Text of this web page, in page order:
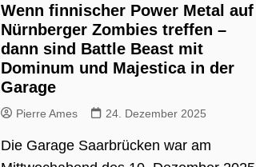
Wenn finnischer Power Metal auf
Nürnberger Zombies treffen –
dann sind Battle Beast mit
Dominum und Majestica in der
Garage
Pierre Ames 24. Dezember 2025
Die Garage Saarbrücken war am